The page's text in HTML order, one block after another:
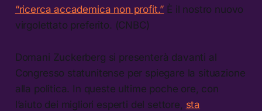
“ricerca accademica non profit.” È il nostro nuovo
virgolettato preferito. (CNBC)
Domani Zuckerberg si presenterà davanti al
Congresso statunitense per spiegare la situazione
alla politica. In queste ultime poche ore, con
l’aiuto dei migliori esperti del settore, sta